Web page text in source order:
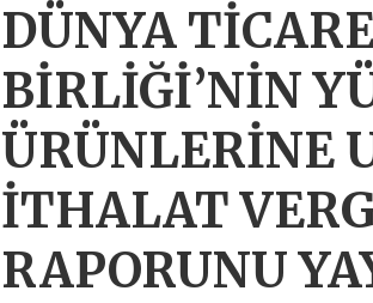
DÜNYA
BİRLİĞİ’NİN
ÜRÜNLERİNE
İTHALAT
RAPORUNU